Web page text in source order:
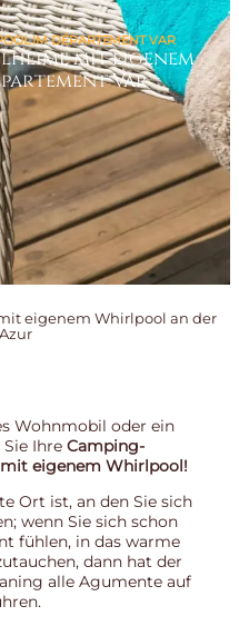
IM DÉPARTEMENT VAR
mit eigenem
Var
eigenem Whirlpool an der
Wohnmobil oder ein
Ihre Camping-
eigenem Whirlpool!
Ort ist, an den Sie sich
wenn Sie sich schon
fühlen, in das warme
dann hat der
alle Agumente auf